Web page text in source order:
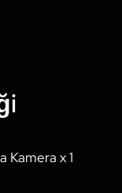
Kamera x 1